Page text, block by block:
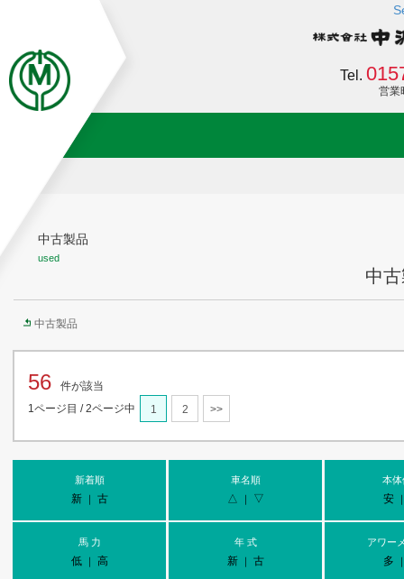
Tel.
営業
中古製品
used
中
中古製品
56
件が該当
1ページ目 / 2ページ中
1 2 >>
新着順
新｜ 古
車名順
△ ｜ ▽
本体
安
馬 力
低｜ 高
年 式
新｜ 古
アワー
多